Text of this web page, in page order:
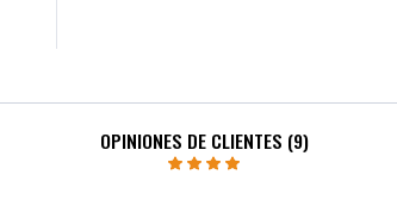
OPINIONES DE CLIENTES (9)